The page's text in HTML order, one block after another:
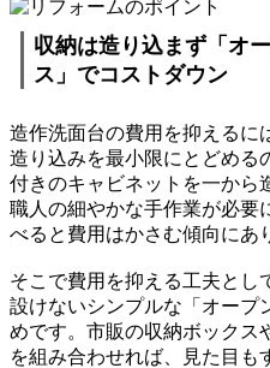
収納は造り込まず「オ
ス」でコストダウン
造作洗面台の費用を抑えるに
造り込みを最小限にとどめる
付きのキャビネットを一から
職人の細やかな手作業が必要
べると費用はかさむ傾向にあ
そこで費用を抑える工夫とし
設けないシンプルな「オープ
めです。市販の収納ボックス
を組み合わせれば、見た目も